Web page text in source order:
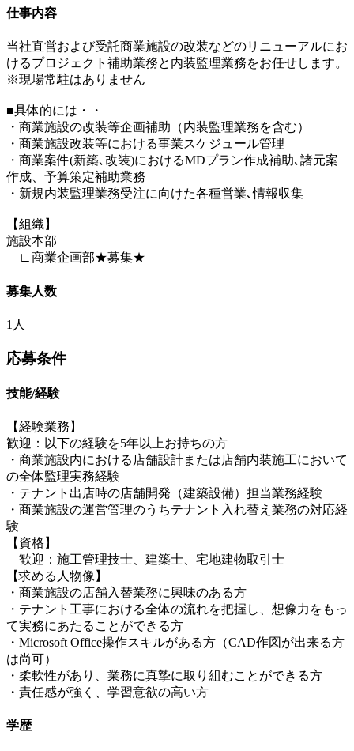
仕事内容
当社直営および受託商業施設の改装などのリニューアルにお
けるプロジェクト補助業務と内装監理業務をお任せします。
※現場常駐はありません
■具体的には・・
・商業施設の改装等企画補助（内装監理業務を含む）
・商業施設改装等における事業スケジュール管理
・商業案件(新築､改装)におけるMDプラン作成補助､諸元案
作成、予算策定補助業務
・新規内装監理業務受注に向けた各種営業､情報収集
【組織】
施設本部
∟商業企画部★募集★
募集人数
1人
応募条件
技能/経験
【経験業務】
歓迎：以下の経験を5年以上お持ちの方
・商業施設内における店舗設計または店舗内装施工において
の全体監理実務経験
・テナント出店時の店舗開発（建築設備）担当業務経験
・商業施設の運営管理のうちテナント入れ替え業務の対応経
験
【資格】
歓迎：施工管理技士、建築士、宅地建物取引士
【求める人物像】
・商業施設の店舗入替業務に興味のある方
・テナント工事における全体の流れを把握し、想像力をもっ
て実務にあたることができる方
・Microsoft Office操作スキルがある方（CAD作図が出来る方
は尚可）
・柔軟性があり、業務に真摯に取り組むことができる方
・責任感が強く、学習意欲の高い方
学歴